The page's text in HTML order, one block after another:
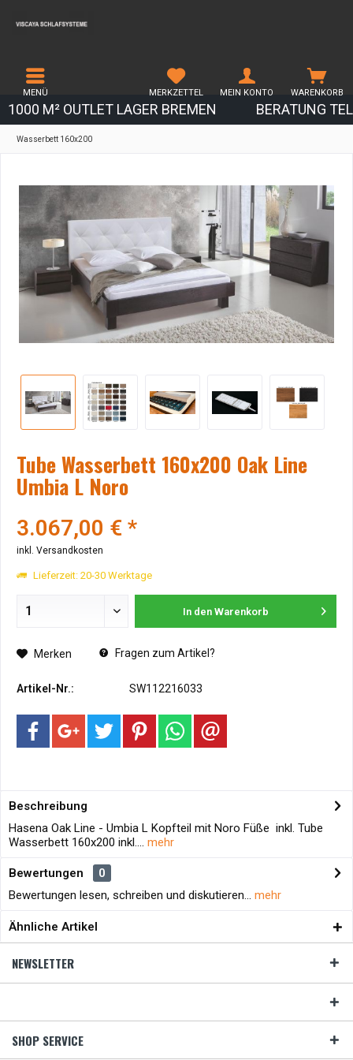
1000 M² OUTLET LAGER BREMEN BERATUNG
MENÜ WARENKORB
MERKZETTEL MEIN KONTO
Wasserbett 160x200
Tube Wasserbett 160x200 Oak Line
Umbia L Noro
3.067,00 € *
inkl. Versandkosten
Lieferzeit: 20-30 Werktage
In den Warenkorb
Merken Fragen zum Artikel?
Artikel-Nr.: SW112216033
Beschreibung
Hasena Oak Line - Umbia L Kopfteil mit Noro Füße inkl. Tube
Wasserbett 160x200 inkl.... mehr
Bewertungen
0
Bewertungen lesen, schreiben und diskutieren... mehr
Ähnliche Artikel
NEWSLETTER
SHOP SERVICE